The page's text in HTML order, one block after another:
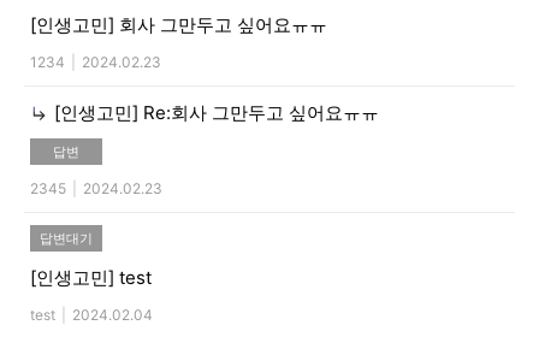
[인생고민] 회사 그만두고 싶어요ㅠㅠ
1234 2024.02.23
[인생고민] Re:회사 그만두고 싶어요ㅠㅠ
답변
2345 2024.02.23
답변대기
[인생고민] test
test 2024.02.04